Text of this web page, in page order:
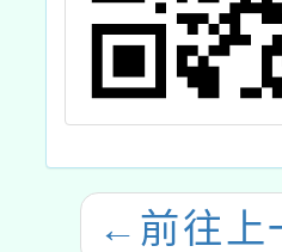
← 前往上